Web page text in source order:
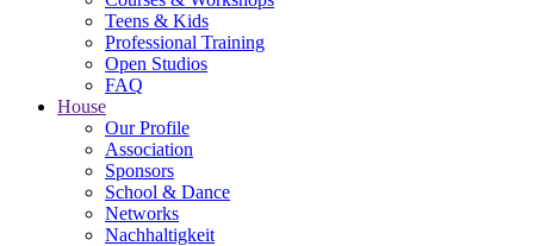
Teens & Kids
Professional Training
Open Studios
FAQ
House
Our Profile
Association
Sponsors
School & Dance
Networks
Nachhaltigkeit